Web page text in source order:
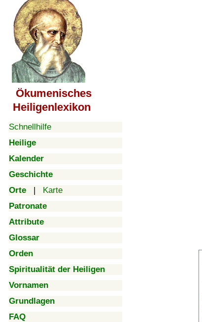
Ökumenisches
Heiligenlexikon
Schnellhilfe
Heilige
Kalender
Geschichte
Orte | Karte
Patronate
Attribute
Glossar
Orden
Spiritualität der Heiligen
Vornamen
Grundlagen
FAQ